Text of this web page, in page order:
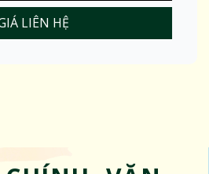
LIÊN HỆ